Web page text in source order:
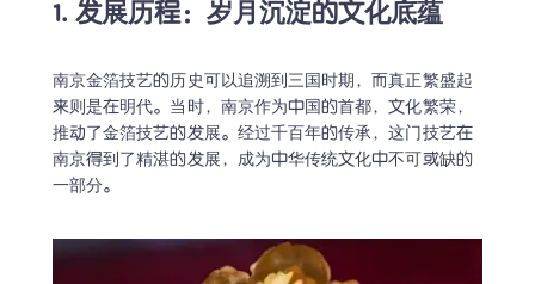
1. 发展历程：岁月沉淀的文化底蕴
南京金箔技艺的历史可以追溯到三国时期，而真正繁盛起
来则是在明代。当时，南京作为中国的首都，文化繁荣，
推动了金箔技艺的发展。经过千百年的传承，这门技艺在
南京得到了精湛的发展，成为中华传统文化中不可或缺的
一部分。